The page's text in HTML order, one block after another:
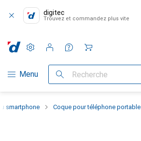
digitec
Trouvez et commandez plus vite
Navigation par catégorie
Menu Recherche
Paramètres
Compte client
Listes de comparaison
Listes d'envies
Panier
smartphone Coque pour téléphone portable